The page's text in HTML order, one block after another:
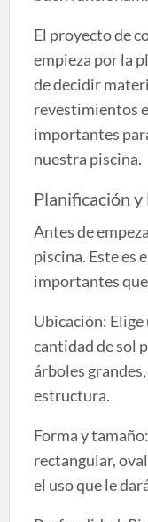
El proyecto de
empieza por la
de decidir
revestimientos
importantes
nuestra piscina.
Planificación y
Antes de
piscina. Este es
importantes
Ubicación:
cantidad de sol
árboles
estructura.
Forma y
rectangular,
el uso que le